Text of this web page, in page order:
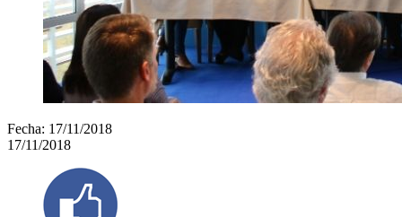
Fecha: 17/11/2018
17/11/2018